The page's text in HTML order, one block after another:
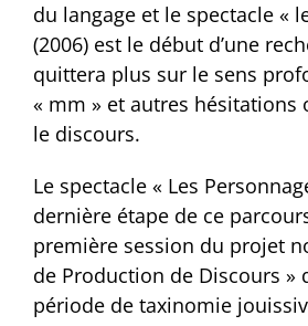
du langage et le spectacle «
(2006) est le début d’une
quittera plus sur le sens
« mm » et autres hésitations
le discours.
Le spectacle « Les
dernière étape de ce
première session du projet
de Production de Discours »
période de taxinomie